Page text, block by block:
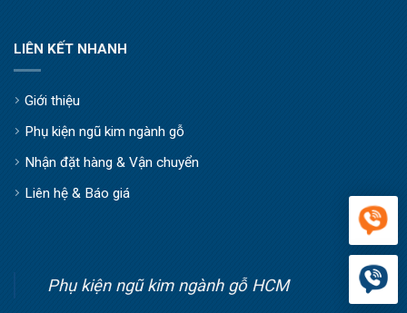
LIÊN KẾT NHANH
Giới thiệu
Phụ kiện ngũ kim ngành gỗ
Nhận đặt hàng & Vận chuyển
Liên hệ & Báo giá
Phụ kiện ngũ kim ngành gỗ HCM